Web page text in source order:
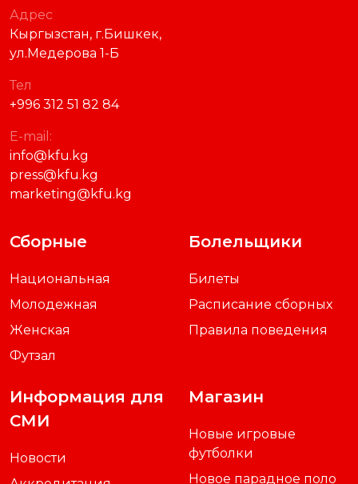
Адрес
Кыргызстан, г.Бишкек,
ул.Медерова 1-Б
Тел
+996 312 51 82 84
E-mail:
info@kfu.kg
press@kfu.kg
marketing@kfu.kg
Сборные
Национальная
Молодежная
Женская
Футзал
Болельщики
Билеты
Расписание сборных
Правила поведения
Информация для
СМИ
Новости
Магазин
Новые игровые
футболки
Новое парадное поло